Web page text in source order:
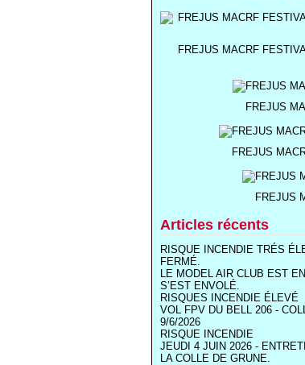
FREJUS MACRF
FREJUS
FREJUS
FREJUS
Articles récents
RISQUE INCENDIE TRÉS
FERMÉ.
LE MODEL AIR CLUB EST
S’EST ENVOLÉ.
RISQUES INCENDIE ÉLEVÉ
VOL FPV DU BELL 206 -
9/6/2026
RISQUE INCENDIE
JEUDI 4 JUIN 2026 -
LA COLLE DE GRUNE.